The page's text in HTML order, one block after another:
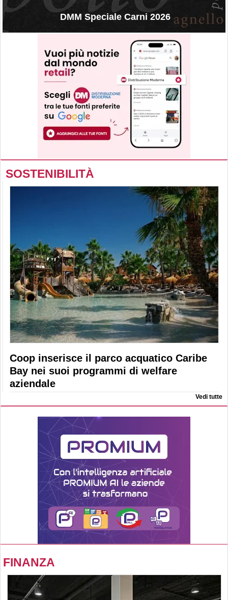
DMM Speciale Carni 2026
SOSTENIBILITÀ
Coop inserisce il parco acquatico Caribe
Bay nei suoi programmi di welfare
aziendale
Vedi tutte
FINANZA